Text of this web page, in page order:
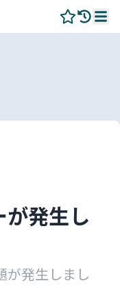
発生し
が発生しまし